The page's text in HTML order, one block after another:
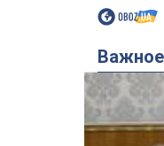
Важное